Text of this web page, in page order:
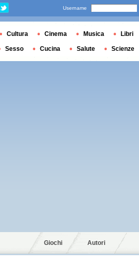
Giochi Autori
Username
Cultura Cinema Musica Libri
Sesso Cucina Salute Scienze